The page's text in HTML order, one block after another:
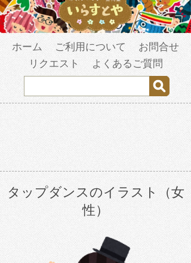
ホーム ご利用について
お問合せ
リクエスト
よくあるご質問
タップダンスのイラスト（女
性）